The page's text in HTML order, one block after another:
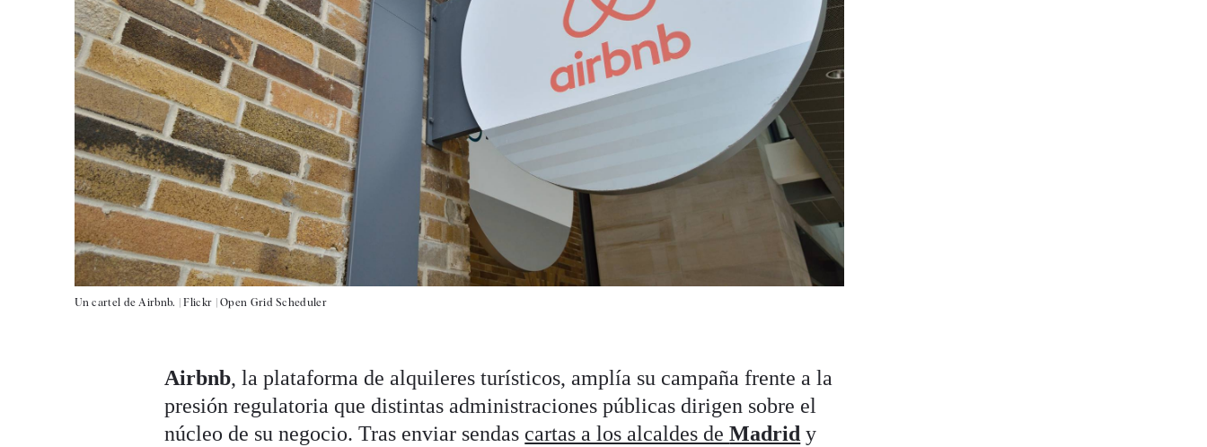
Un cartel de Airbnb. |Flickr | Open Grid Scheduler
Airbnb, la plataforma de alquileres turísticos, amplía su campaña frente a la
presión regulatoria que distintas administraciones públicas dirigen sobre el
núcleo de su negocio. Tras enviar sendas cartas a los alcaldes deMadrid y